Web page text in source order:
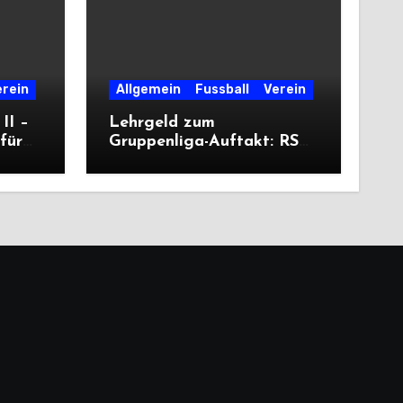
–
Allgemein Fussball Verein
Lehrgeld zum
Gruppenliga-Auftakt: RSV
deutlich